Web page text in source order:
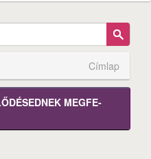
Címlap
MEGFE­